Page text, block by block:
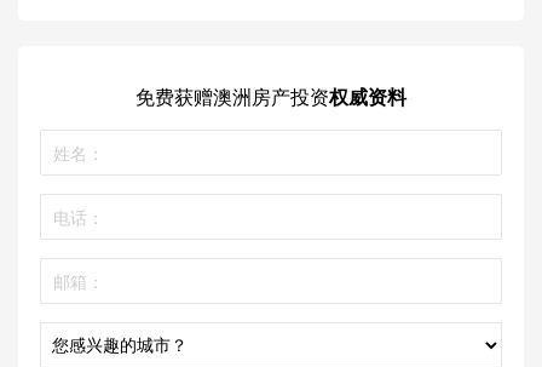
悉尼华人区独立屋5年涨跌幅排名（数据来源：Domain）
其中，4个城区的涨幅超50%，老牌核心华人区Eastwood （9,129）以
超60%的涨幅问鼎。
紧随其后的是Gordon（3,037）、Riverwood（4,141）和
Carlingford（11,395），Epping则再次上榜，以47.8%的涨幅位列第
五。
【悉尼】高密开发城区公寓跌惨
免费获赠澳洲房产投资权威资料